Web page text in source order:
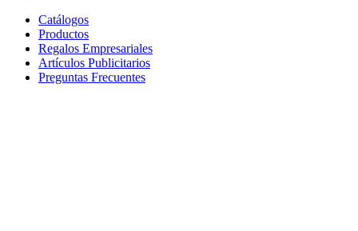
Catálogos
Productos
Regalos Empresariales
Artículos Publicitarios
Preguntas Frecuentes